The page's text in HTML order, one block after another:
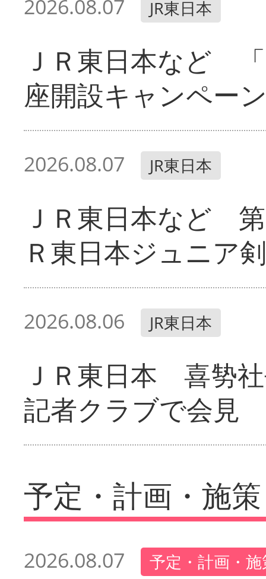
2026.08.07 JR東日本
ＪＲ東日本など
座開設キャンペー
2026.08.07 JR東日本
ＪＲ東日本など
Ｒ東日本ジュニア
2026.08.06 JR東日本
ＪＲ東日本 喜㔟
記者クラブで会見
予定・計画・施策
2026.08.07 予定・計画・